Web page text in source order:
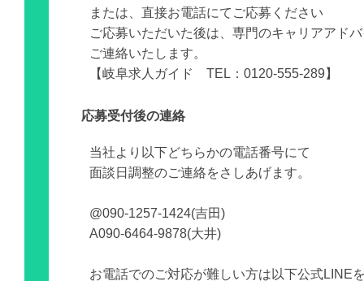
または、直接お電話にてご応募ください
ご応募いただいた後は、専門のキャリアアド
ご連絡いたします。
【岐阜求人ガイド TEL：0120-555-289】
応募受付後の連絡
当社より以下どちらかの電話番号にて
面談日調整のご連絡をさしあげます。
@090-1257-1424(吉田)
A090-6464-9878(大井)
お電話でのご対応が難しい方は以下公式LINE